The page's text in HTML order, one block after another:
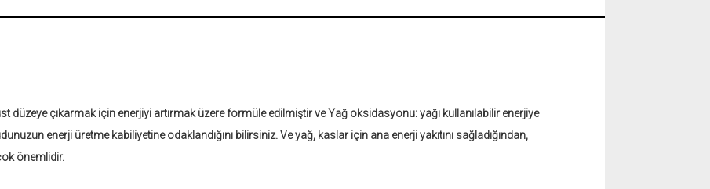
düzeye çıkarmak için enerjiyi artırmak üzere formüle edilmiştir ve Yağ oksidasyonu: yağı kullanılabilir enerjiye
enerji üretme kabiliyetine odaklandığını bilirsiniz. Ve yağ, kaslar için ana enerji yakıtını sağladığından,
önemlidir.